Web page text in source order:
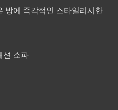
방에 즉각적인 스타일리시한
션 소파